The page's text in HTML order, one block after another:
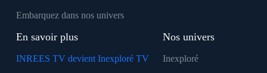
Embarquez dans nos univers
En savoir plus
INREES TV devient Inexploré TV
Nos univers
Inexploré